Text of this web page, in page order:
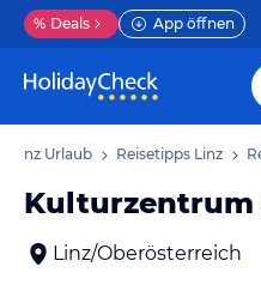
% Deals App öffnen
Linz Urlaub Reisetipps Linz
Linz/Oberösterreich